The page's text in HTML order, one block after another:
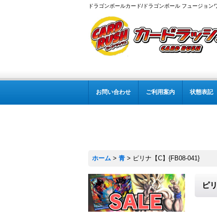
ドラゴンボールカード/ドラゴンボール フュージョン
お問い合わせ ご利用案内 状態表記
ホーム > 青 > ピリナ【C】{FB08-041}
ピ